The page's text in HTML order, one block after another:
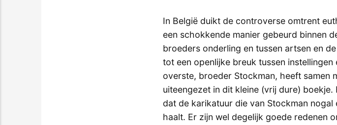
In België duikt de controverse omtrent
een schokkende manier gebeurd binnen
broeders onderling en tussen artsen en
tot een openlijke breuk tussen
overste, broeder Stockman, heeft samen
uiteengezet in dit kleine (vrij dure)
dat de karikatuur die van Stockman
haalt. Er zijn wel degelijk goede redenen